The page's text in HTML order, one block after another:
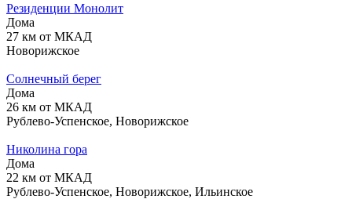
Резиденции Монолит
Дома
27 км от МКАД
Новорижское
Солнечный берег
Дома
26 км от МКАД
Рублево-Успенское, Новорижское
Николина гора
Дома
22 км от МКАД
Рублево-Успенское, Новорижское, Ильинское